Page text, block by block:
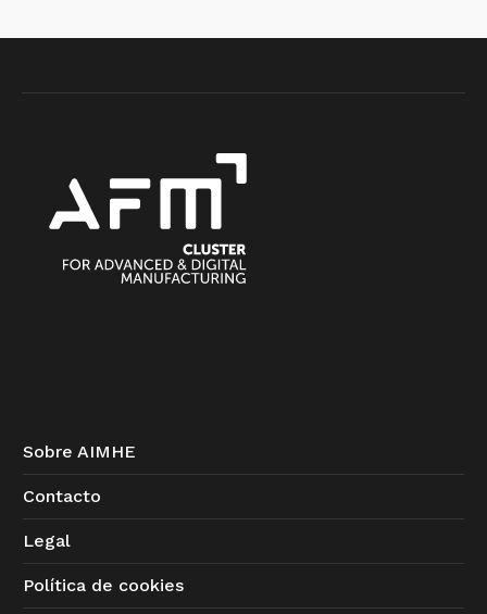
Sobre AIMHE
Contacto
Legal
Política de cookies